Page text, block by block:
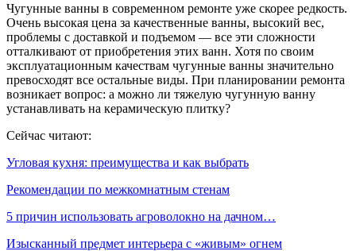
Чугунные ванны в современном ремонте уже скорее редкость.
Очень высокая цена за качественные ванны, высокий вес,
проблемы с доставкой и подъемом — все эти сложности
отталкивают от приобретения этих ванн. Хотя по своим
эксплуатационным качествам чугунные ванны значительно
превосходят все остальные виды. При планировании ремонта
возникает вопрос: а можно ли тяжелую чугунную ванну
устанавливать на керамическую плитку?
Сейчас читают:
Угловая кухня: преимущества и как выбрать
Рекомендации по межкомнатным стенам
5 причин использовать агроволокно на дачном…
Изысканный предмет интерьера с «живым» огнем